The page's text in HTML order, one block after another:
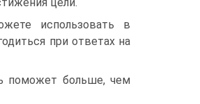
использовать в
при ответах на
поможет больше, чем